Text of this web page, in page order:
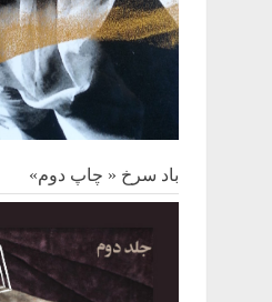
باد سرخ « چاپ دوم»